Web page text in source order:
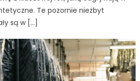
Te pozornie niezbyt
są w […]